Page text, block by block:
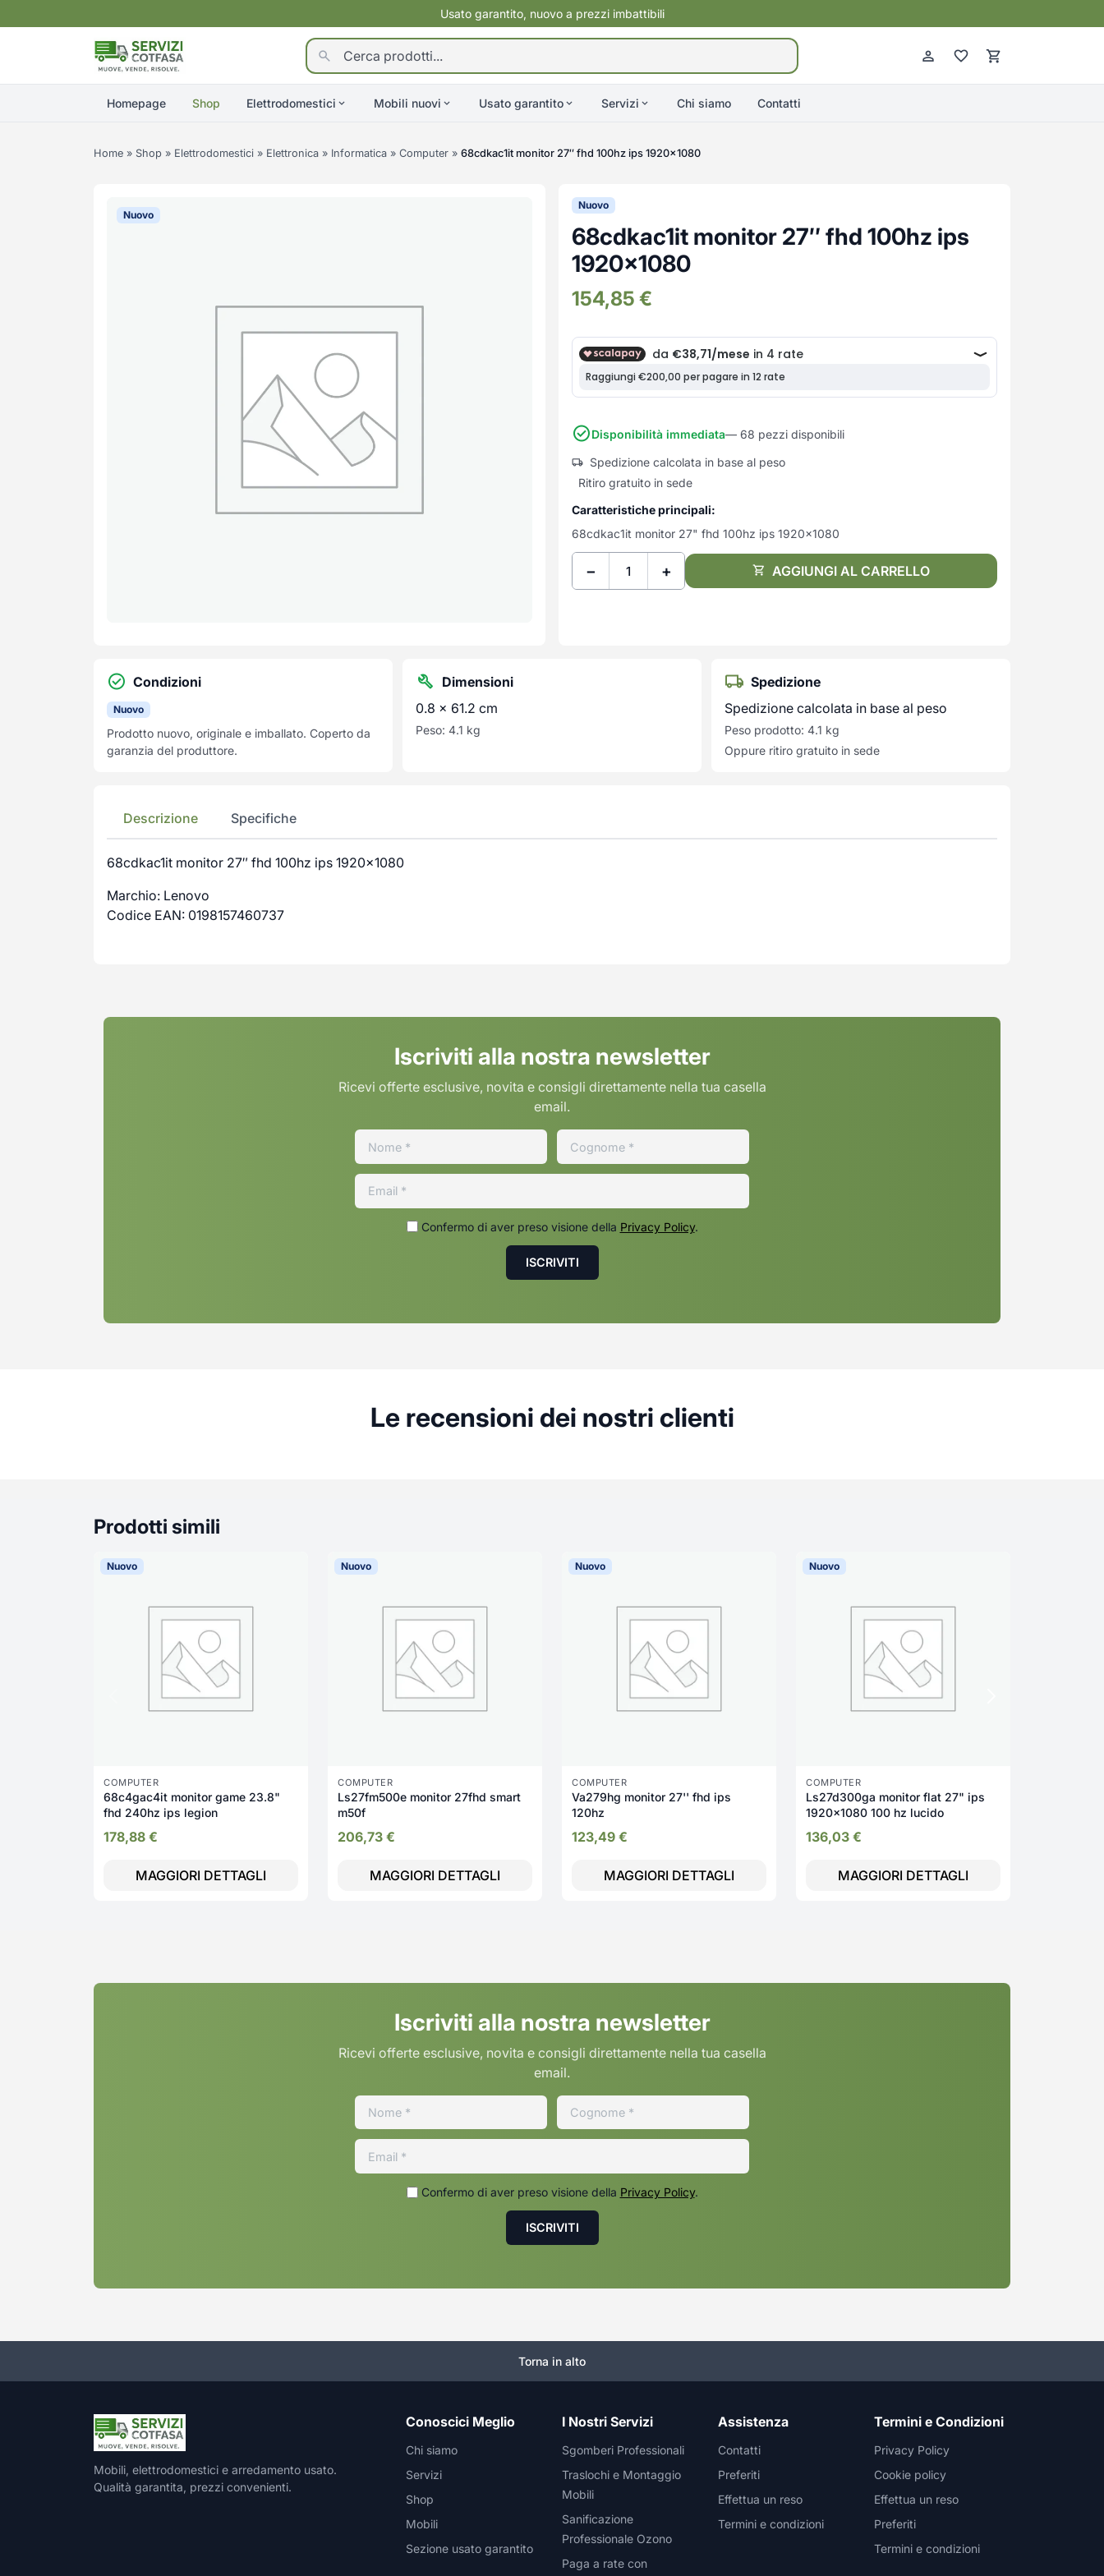
Usato garantito, nuovo a prezzi imbattibili
Homepage Shop Elettrodomestici Mobili nuovi Usato garantito Servizi Chi siamo Contatti
Home » Shop » Elettrodomestici » Elettronica » Informatica » Computer » 68cdkac1it monitor 27″ fhd 100hz ips 1920×1080
Nuovo
Nuovo
68cdkac1it monitor 27″ fhd 100hz ips
1920×1080
154,85 €
Disponibilità immediata— 68 pezzi disponibili
Spedizione calcolata in base al peso
Ritiro gratuito in sede
Caratteristiche principali:
68cdkac1it monitor 27" fhd 100hz ips 1920x1080
− + AGGIUNGI AL CARRELLO
Condizioni
Nuovo
Prodotto nuovo, originale e imballato. Coperto da
garanzia del produttore.
Dimensioni
0.8 × 61.2 cm
Peso: 4.1 kg
Spedizione
Spedizione calcolata in base al peso
Peso prodotto: 4.1 kg
Oppure ritiro gratuito in sede
Descrizione Specifiche
68cdkac1it monitor 27″ fhd 100hz ips 1920×1080
Marchio: Lenovo
Codice EAN: 0198157460737
Iscriviti alla nostra newsletter
Ricevi offerte esclusive, novita e consigli direttamente nella tua casella
email.
Confermo di aver preso visione della Privacy Policy.
Le recensioni dei nostri clienti
Prodotti simili
Nuovo
COMPUTER
68c4gac4it monitor game 23.8"
fhd 240hz ips legion
178,88 €
MAGGIORI DETTAGLI
Nuovo
COMPUTER
Ls27fm500e monitor 27fhd smart
m50f
206,73 €
MAGGIORI DETTAGLI
Nuovo
COMPUTER
Va279hg monitor 27'' fhd ips
120hz
123,49 €
MAGGIORI DETTAGLI
Nuovo
COMPUTER
Ls27d300ga monitor flat 27" ips
1920x1080 100 hz lucido
136,03 €
MAGGIORI DETTAGLI
Iscriviti alla nostra newsletter
Ricevi offerte esclusive, novita e consigli direttamente nella tua casella
email.
Confermo di aver preso visione della Privacy Policy.
Torna in alto
Mobili, elettrodomestici e arredamento usato.
Qualità garantita, prezzi convenienti.
Conoscici Meglio
Chi siamo
Servizi
Shop
Mobili
Sezione usato garantito
I Nostri Servizi
Sgomberi Professionali
Traslochi e Montaggio
Mobili
Sanificazione
Professionale Ozono
Paga a rate con
Assistenza
Contatti
Preferiti
Effettua un reso
Termini e condizioni
Termini e Condizioni
Privacy Policy
Cookie policy
Effettua un reso
Preferiti
Termini e condizioni